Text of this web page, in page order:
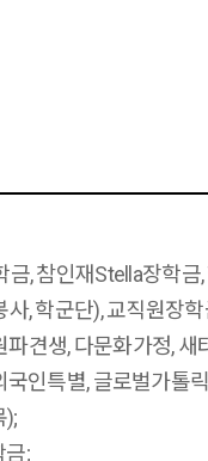
, 참인재Stella장학금
, 학군단), 교직원장학
견생, 다문화가정, 새
인특별, 글로벌가톨
);
금;